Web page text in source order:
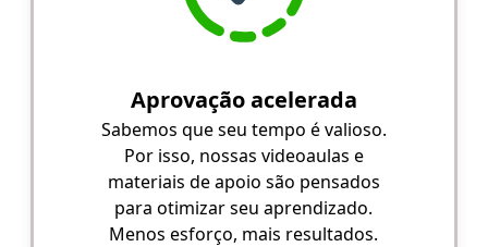
Aprovação acelerada
Sabemos que seu tempo é valioso.
Por isso, nossas videoaulas e
materiais de apoio são pensados
para otimizar seu aprendizado.
Menos esforço, mais resultados.